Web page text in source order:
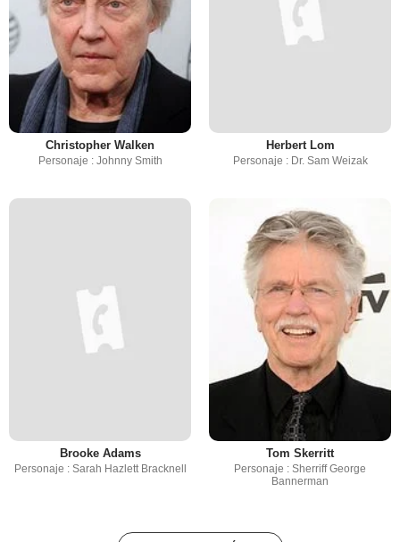
Christopher Walken
Personaje : Johnny Smith
Herbert Lom
Personaje : Dr. Sam Weizak
Brooke Adams
Personaje : Sarah Hazlett Bracknell
Tom Skerritt
Personaje : Sherriff George
Bannerman